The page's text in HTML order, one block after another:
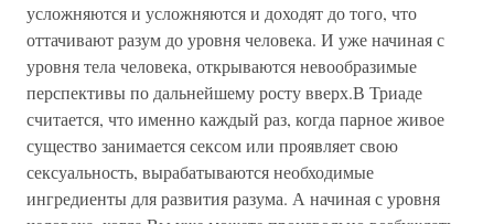
усложняются и усложняются и доходят до того, что
оттачивают разум до уровня человека. И уже начиная с
уровня тела человека, открываются невообразимые
перспективы по дальнейшему росту вверх.В Триаде
считается, что именно каждый раз, когда парное живое
существо занимается сексом или проявляет свою
сексуальность, вырабатываются необходимые
ингредиенты для развития разума. А начиная с уровня